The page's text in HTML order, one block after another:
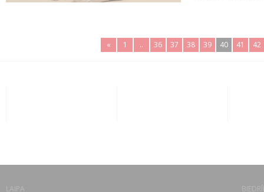
« 1 .. 36 37 38 39 40 41 42
LAIPA